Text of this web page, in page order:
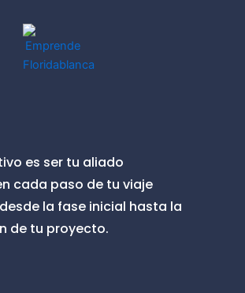
es ser tu aliado
cada paso de tu viaje
la fase inicial hasta la
de tu proyecto.